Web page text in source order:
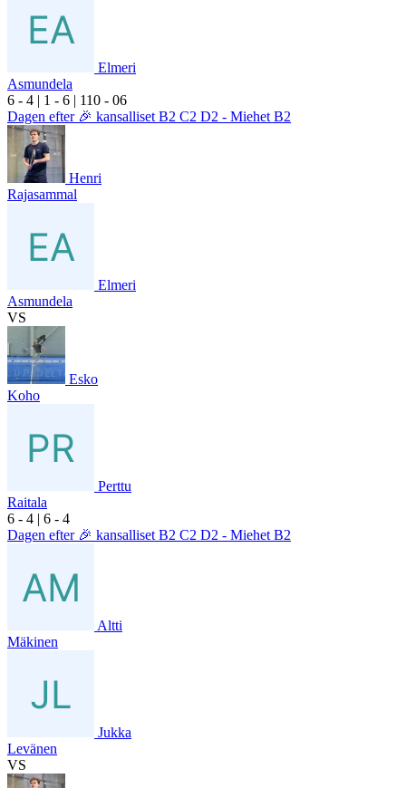
Elmeri
Asmundela
6 - 4 | 1 - 6 | 110 - 06
Dagen efter 🎉 kansalliset B2 C2 D2 - Miehet B2
Henri
Rajasammal
Elmeri
Asmundela
VS
Esko
Koho
Perttu
Raitala
6 - 4 | 6 - 4
Dagen efter 🎉 kansalliset B2 C2 D2 - Miehet B2
Altti
Mäkinen
Jukka
Levänen
VS